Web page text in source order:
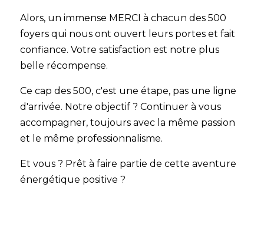
Alors, un immense MERCI à chacun des 500
foyers qui nous ont ouvert leurs portes et fait
confiance. Votre satisfaction est notre plus
belle récompense.
Ce cap des 500, c'est une étape, pas une ligne
d'arrivée. Notre objectif ? Continuer à vous
accompagner, toujours avec la même passion
et le même professionnalisme.
Et vous ? Prêt à faire partie de cette aventure
énergétique positive ?